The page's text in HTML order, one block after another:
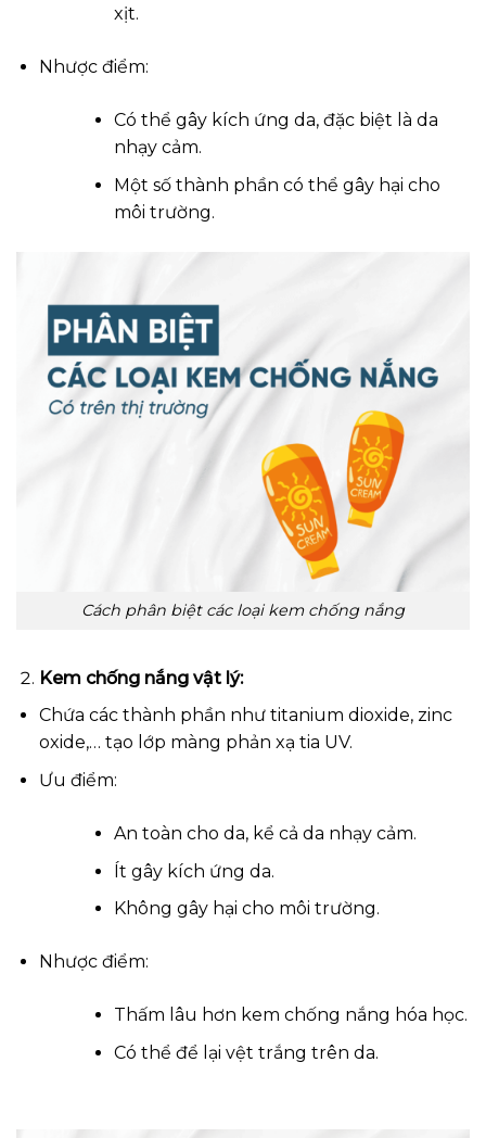
xịt.
Nhược điểm:
Có thể gây kích ứng da, đặc biệt là da
nhạy cảm.
Một số thành phần có thể gây hại cho
môi trường.
Cách phân biệt các loại kem chống nắng
Kem chống nắng vật lý:
Chứa các thành phần như titanium dioxide, zinc
oxide,… tạo lớp màng phản xạ tia UV.
Ưu điểm:
An toàn cho da, kể cả da nhạy cảm.
Ít gây kích ứng da.
Không gây hại cho môi trường.
Nhược điểm:
Thấm lâu hơn kem chống nắng hóa học.
Có thể để lại vệt trắng trên da.